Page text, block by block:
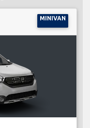
MINIVAN